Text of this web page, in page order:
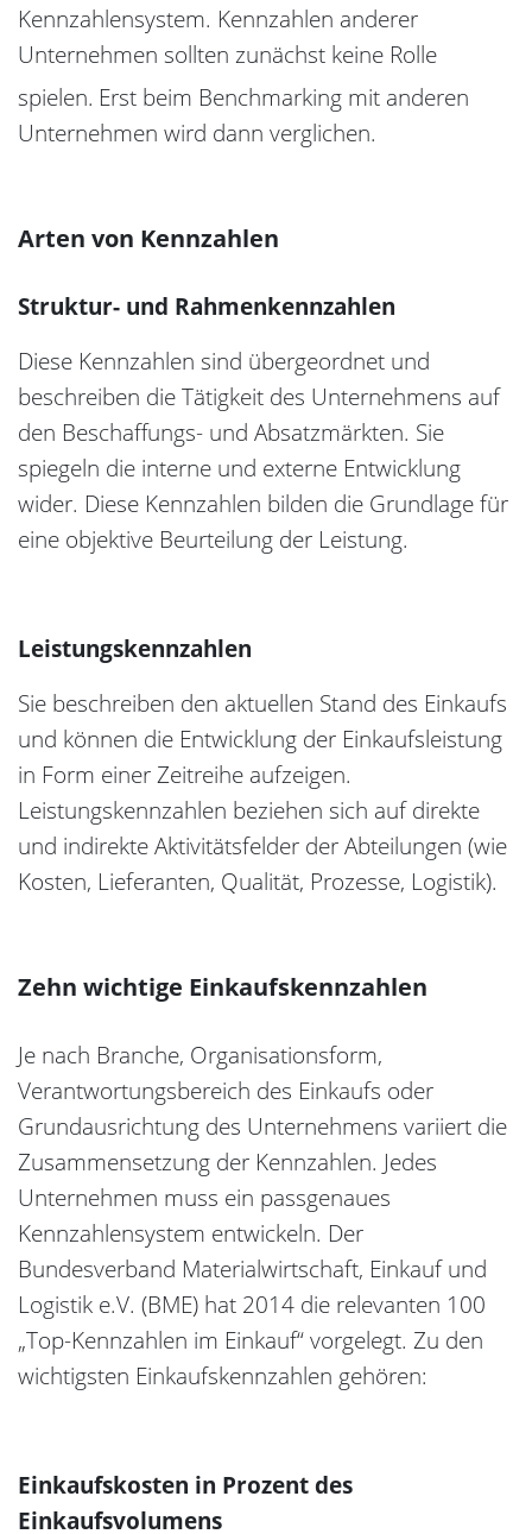
Kennzahlensystem. Kennzahlen anderer
Unternehmen sollten zunächst keine Rolle
spielen. Erst beim Benchmarking mit anderen
Unternehmen wird dann verglichen.
Arten von Kennzahlen
Struktur- und Rahmenkennzahlen
Diese Kennzahlen sind übergeordnet und
beschreiben die Tätigkeit des Unternehmens auf
den Beschaffungs- und Absatzmärkten. Sie
spiegeln die interne und externe Entwicklung
wider. Diese Kennzahlen bilden die Grundlage für
eine objektive Beurteilung der Leistung.
Leistungskennzahlen
Sie beschreiben den aktuellen Stand des Einkaufs
und können die Entwicklung der Einkaufsleistung
in Form einer Zeitreihe aufzeigen.
Leistungskennzahlen beziehen sich auf direkte
und indirekte Aktivitätsfelder der Abteilungen (wie
Kosten, Lieferanten, Qualität, Prozesse, Logistik).
Zehn wichtige Einkaufskennzahlen
Je nach Branche, Organisationsform,
Verantwortungsbereich des Einkaufs oder
Grundausrichtung des Unternehmens variiert die
Zusammensetzung der Kennzahlen. Jedes
Unternehmen muss ein passgenaues
Kennzahlensystem entwickeln. Der
Bundesverband Materialwirtschaft, Einkauf und
Logistik e.V. (BME) hat 2014 die relevanten 100
„Top-Kennzahlen im Einkauf“ vorgelegt. Zu den
wichtigsten Einkaufskennzahlen gehören:
Einkaufskosten in Prozent des
Einkaufsvolumens